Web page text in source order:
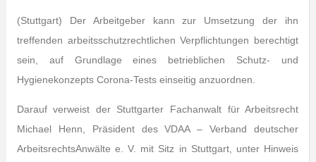
(Stuttgart) Der Arbeitgeber kann zur Umsetzung der ihn
treffenden arbeitsschutzrechtlichen Verpflichtungen berechtigt
sein, auf Grundlage eines betrieblichen Schutz- und
Hygienekonzepts Corona-Tests einseitig anzuordnen.
Darauf verweist der Stuttgarter Fachanwalt für Arbeitsrecht
Michael Henn, Präsident des VDAA – Verband deutscher
ArbeitsrechtsAnwälte e. V. mit Sitz in Stuttgart, unter Hinweis